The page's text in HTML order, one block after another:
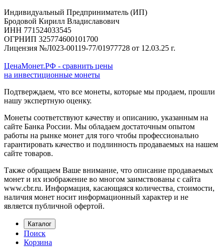
Индивидуальный Предприниматель (ИП)
Бродовой Кирилл Владиславович
ИНН 771524033545
ОГРНИП 325774600101700
Лицензия №Л023-00119-77/01977728 от 12.03.25 г.
ЦенаМонет.РФ - сравнить цены
на инвестиционные монеты
Подтверждаем, что все монеты, которые мы продаем, прошли
нашу экспертную оценку.
Монеты соответствуют качеству и описанию, указанным на
сайте Банка России. Мы обладаем достаточным опытом
работы на рынке монет для того чтобы профессионально
гарантировать качество и подлинность продаваемых на нашем
сайте товаров.
Также обращаем Ваше внимание, что описание продаваемых
монет и их изображение во многом заимствованы с сайта
www.cbr.ru. Информация, касающаяся количества, стоимости,
наличия монет носит информационный характер и не
является публичной офертой.
Каталог
Поиск
Корзина